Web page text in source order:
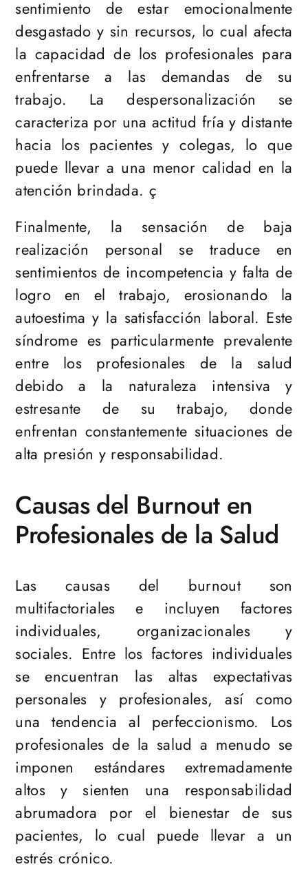
sentimiento de estar emocionalmente
desgastado y sin recursos, lo cual afecta
la capacidad de los profesionales para
enfrentarse a las demandas de su
trabajo. La despersonalización se
caracteriza por una actitud fría y distante
hacia los pacientes y colegas, lo que
puede llevar a una menor calidad en la
atención brindada. ç
Finalmente, la sensación de baja
realización personal se traduce en
sentimientos de incompetencia y falta de
logro en el trabajo, erosionando la
autoestima y la satisfacción laboral. Este
síndrome es particularmente prevalente
entre los profesionales de la salud
debido a la naturaleza intensiva y
estresante de su trabajo, donde
enfrentan constantemente situaciones de
alta presión y responsabilidad.
Causas del Burnout en
Profesionales de la Salud
Las causas del burnout son
multifactoriales e incluyen factores
individuales, organizacionales y
sociales. Entre los factores individuales
se encuentran las altas expectativas
personales y profesionales, así como
una tendencia al perfeccionismo. Los
profesionales de la salud a menudo se
imponen estándares extremadamente
altos y sienten una responsabilidad
abrumadora por el bienestar de sus
pacientes, lo cual puede llevar a un
estrés crónico.